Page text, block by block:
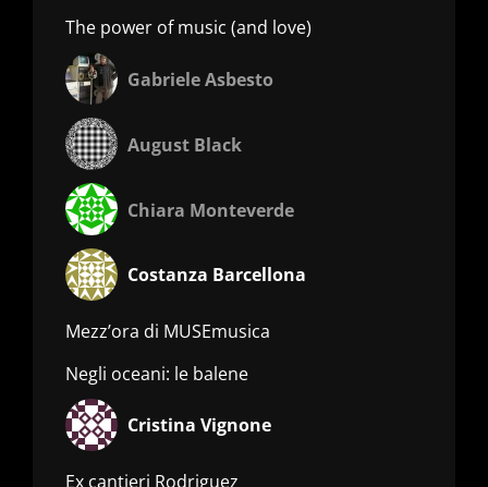
The power of music (and love)
Gabriele Asbesto
August Black
Chiara Monteverde
Costanza Barcellona
Mezz’ora di MUSEmusica
Negli oceani: le balene
Cristina Vignone
Ex cantieri Rodriguez